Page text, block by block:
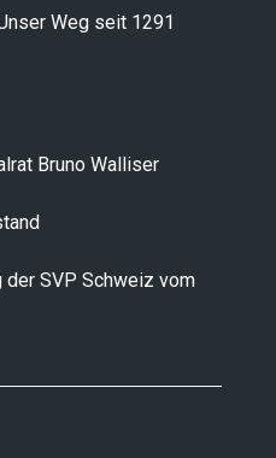
Weg seit 1291
Bruno Walliser
SVP Schweiz vom